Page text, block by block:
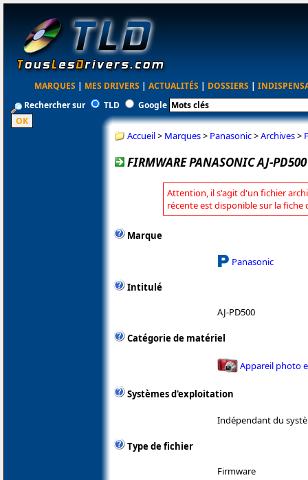
MARQUES | MES DRIVERS | ACTUALITÉS | DOSSIERS |
Rechercher sur
TLD Google
Accueil> Marques> Panasonic>Archives>
FIRMWARE PANASONIC AJ-
Attention, il s'agit d'un fichier
récente est disponible sur la fiche
Marque
Panasonic
Intitulé
AJ-PD500
Catégorie de matériel
Appareil photo
Systèmes d'exploitation
Indépendant du
Type de fichier
Firmware